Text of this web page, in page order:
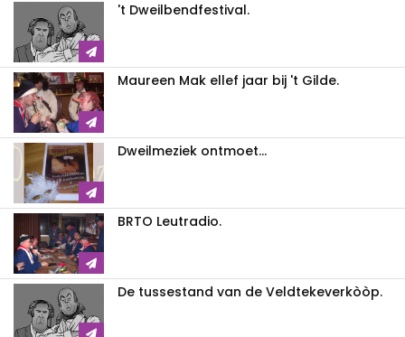
't Dweilbendfestival.
Maureen Mak ellef jaar bij 't Gilde.
Dweilmeziek ontmoet...
BRTO Leutradio.
De tussestand van de Veldtekeverkòòp.